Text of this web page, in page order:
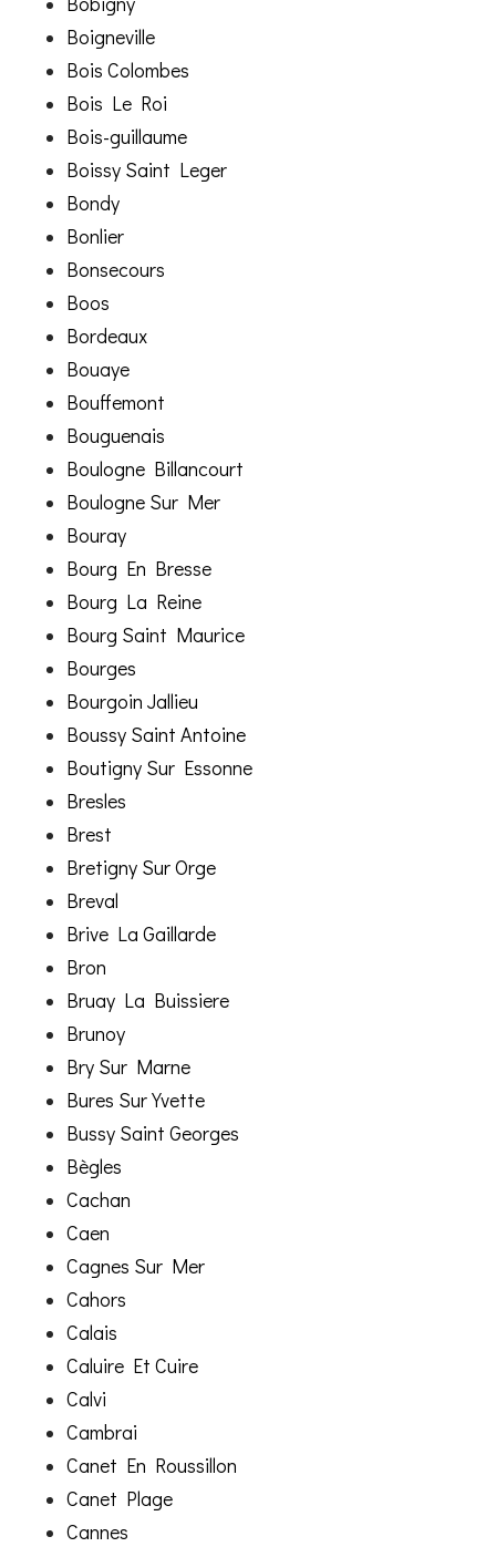
Boigneville
Bois Colombes
Bois Le Roi
Bois-guillaume
Boissy Saint Leger
Bondy
Bonlier
Bonsecours
Boos
Bordeaux
Bouaye
Bouffemont
Bouguenais
Boulogne Billancourt
Boulogne Sur Mer
Bouray
Bourg En Bresse
Bourg La Reine
Bourg Saint Maurice
Bourges
Bourgoin Jallieu
Boussy Saint Antoine
Boutigny Sur Essonne
Bresles
Brest
Bretigny Sur Orge
Breval
Brive La Gaillarde
Bron
Bruay La Buissiere
Brunoy
Bry Sur Marne
Bures Sur Yvette
Bussy Saint Georges
Bègles
Cachan
Caen
Cagnes Sur Mer
Cahors
Calais
Caluire Et Cuire
Calvi
Cambrai
Canet En Roussillon
Canet Plage
Cannes